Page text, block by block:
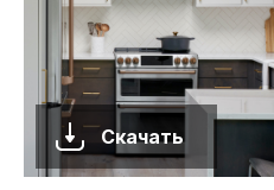
Скачать